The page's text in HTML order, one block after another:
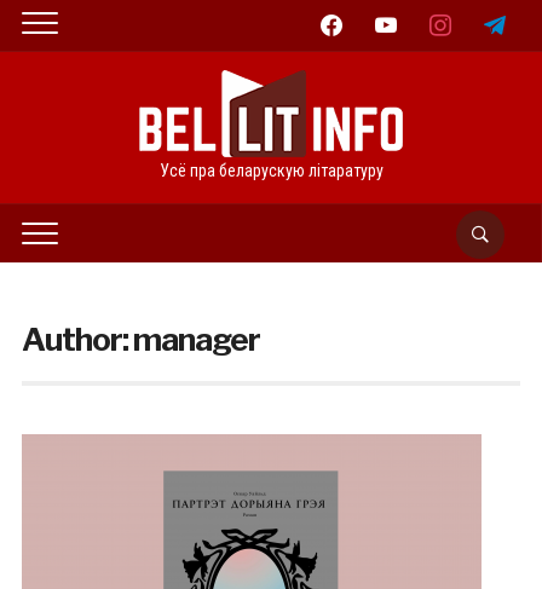
facebookyoutube instagramtelegram
Усё пра беларускую літаратуру
Author:manager